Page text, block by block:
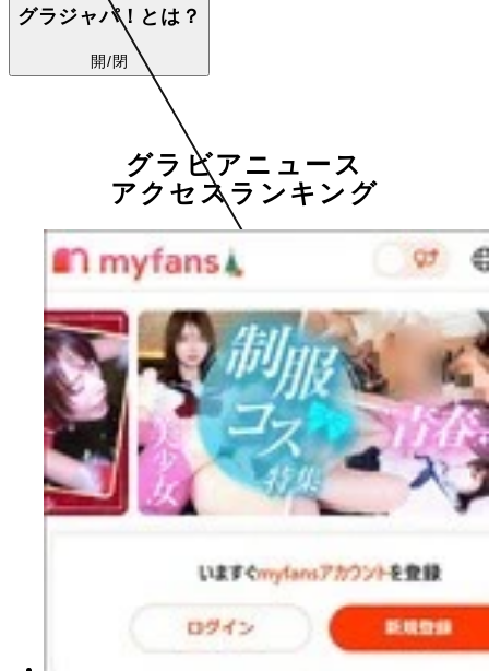
グラジャパ！とは？
開/閉
グラビアニュース
アクセスランキング